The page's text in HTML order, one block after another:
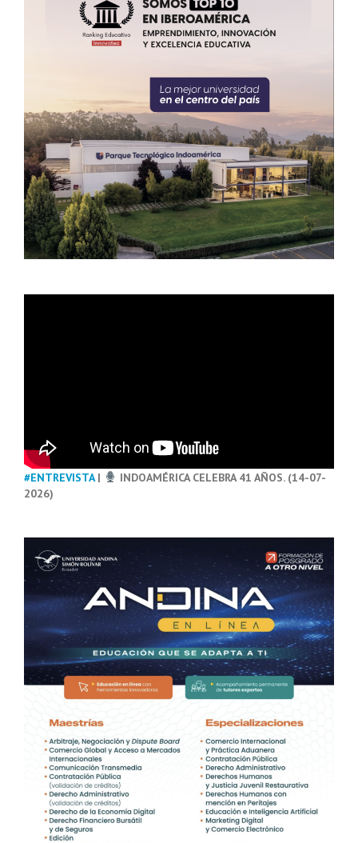
#ENTREVISTA|
INDOAMÉRICA CELEBRA 41 AÑOS. (14-07-
2026)